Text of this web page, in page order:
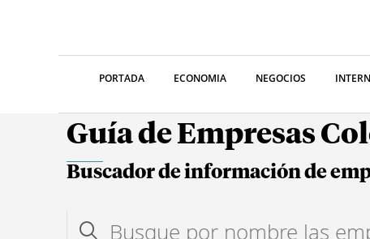
PORTADA ECONOMIA NEGOCIOS
Guía de Empresas
Buscador de información de